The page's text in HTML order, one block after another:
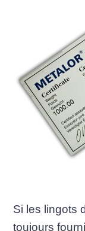
Si les lingots
toujours